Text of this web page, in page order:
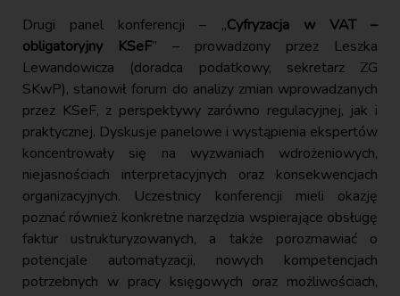
Drugi panel konferencji – „Cyfryzacja w VAT –
obligatoryjny KSeF” – prowadzony przez Leszka
Lewandowicza (doradca podatkowy, sekretarz ZG
SKwP), stanowił forum do analizy zmian wprowadzanych
przez KSeF, z perspektywy zarówno regulacyjnej, jak i
praktycznej. Dyskusje panelowe i wystąpienia ekspertów
koncentrowały się na wyzwaniach wdrożeniowych,
niejasnościach interpretacyjnych oraz konsekwencjach
organizacyjnych. Uczestnicy konferencji mieli okazję
poznać również konkretne narzędzia wspierające obsługę
faktur ustrukturyzowanych, a także porozmawiać o
potencjale automatyzacji, nowych kompetencjach
potrzebnych w pracy księgowych oraz możliwościach,